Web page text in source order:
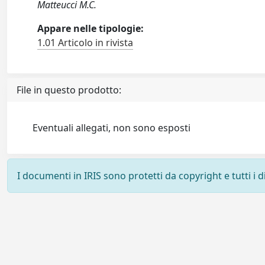
Matteucci M.C.
Appare nelle tipologie:
1.01 Articolo in rivista
File in questo prodotto:
Eventuali allegati, non sono esposti
I documenti in IRIS sono protetti da copyright e tutti i